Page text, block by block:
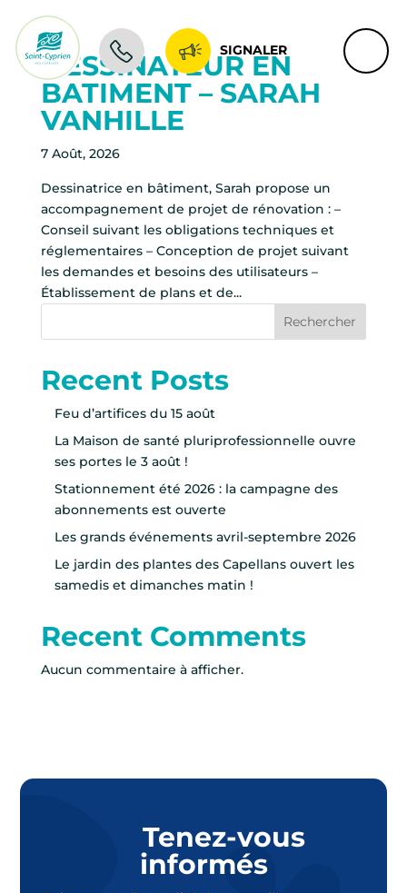
SIGNALER
DESSINATEUR EN
BATIMENT – SARAH
VANHILLE
7 Août, 2026
Dessinatrice en bâtiment, Sarah propose un
accompagnement de projet de rénovation : –
Conseil suivant les obligations techniques et
réglementaires – Conception de projet suivant
les demandes et besoins des utilisateurs –
Établissement de plans et de...
Rechercher
Recent Posts
Feu d’artifices du 15 août
La Maison de santé pluriprofessionnelle ouvre
ses portes le 3 août !
Stationnement été 2026 : la campagne des
abonnements est ouverte
Les grands événements avril-septembre 2026
Le jardin des plantes des Capellans ouvert les
samedis et dimanches matin !
Recent Comments
Aucun commentaire à afficher.
Tenez-vous
informés